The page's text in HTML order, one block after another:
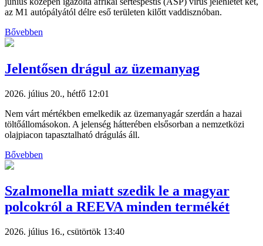
az M1 autópályától délre eső területen kilőtt vaddisznóban.
Bővebben
Jelentősen drágul az üzemanyag
2026. július 20., hétfő 12:01
Nem várt mértékben emelkedik az üzemanyagár szerdán a hazai
töltőállomásokon. A jelenség hátterében elsősorban a nemzetközi
olajpiacon tapasztalható drágulás áll.
Bővebben
Szalmonella miatt szedik le a magyar
polcokról a REEVA minden termékét
2026. július 16., csütörtök 13:40